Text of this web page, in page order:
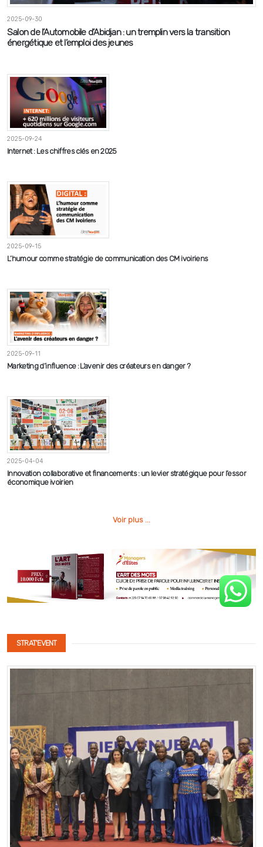
2025-09-30
Salon de l’Automobile d’Abidjan : un tremplin vers la transition
énergétique et l’emploi des jeunes
2025-09-24
Internet : Les chiffres clés en 2025
2025-09-15
L’humour comme stratégie de communication des CM ivoiriens
2025-09-11
Marketing d’influence : L’avenir des créateurs en danger ?
2025-04-04
Innovation collaborative et financements : un levier stratégique pour l’essor
économique ivoirien
Voir plus ...
STRAT'EVENT